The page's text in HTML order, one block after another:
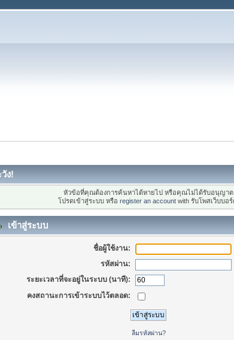
ง!
หัวข้อที่คุณต้องการค้นหาได้หายไป หรือคุณไม่ได้รับอนุญาต
โปรดเข้าสู่ระบบ หรือ register an account with รับโพสเว็บบอร์
เข้าสู่ระบบ
ชื่อผู้ใช้งาน:
รหัสผ่าน:
ระยะเวลาที่จะอยู่ในระบบ (นาที):
คงสถานะการเข้าระบบไว้ตลอด:
ลืมรหัสผ่าน?